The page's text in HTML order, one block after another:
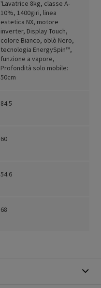
'Lavatrice 8kg, classe A-
10%, 1400giri, linea
estetica NX, motore
inverter, Display Touch,
colore Bianco, oblò Nero,
tecnologia EnergySpin™,
funzione a vapore,
Profondità solo mobile:
50cm
84.5
60
54.6
68